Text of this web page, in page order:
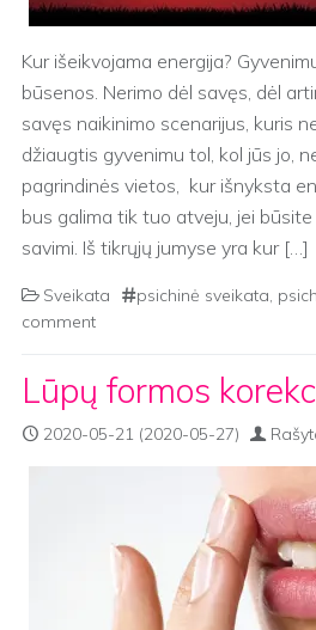
Kur išeikvojama energija?
būsenos. Nerimo dėl savęs, dėl
savęs naikinimo scenarijus, kuris
džiaugtis gyvenimu tol, kol jūs jo,
pagrindinės vietos, kur išnyksta
bus galima tik tuo atveju, jei
savimi. Iš tikrųjų jumyse yra kur […]
Sveikata psichinė sveikata,
comment
Lūpų formos
2020-05-21 (2020-05-27)